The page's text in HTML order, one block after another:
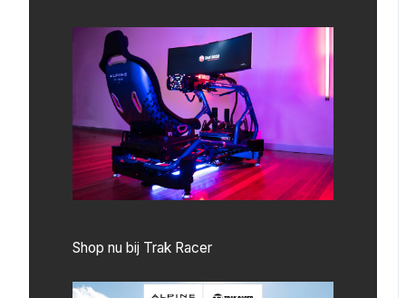
Shop nu bij Trak Racer